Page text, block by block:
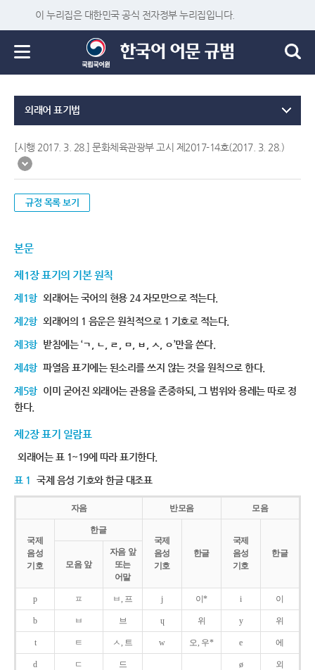
이 누리집은 대한민국 공식 전자정부 누리집입니다.
외래어 표기법
[시행 2017. 3. 28.] 문화체육관광부 고시 제2017-14호(2017. 3. 28.)
규정 목록 보기
본문
제1장 표기의 기본 원칙
제1항 외래어는 국어의 현용 24 자모만으로 적는다.
제2항 외래어의 1 음운은 원칙적으로 1 기호로 적는다.
제3항 받침에는 ‘ㄱ, ㄴ, ㄹ, ㅁ, ㅂ, ㅅ, ㅇ’만을 쓴다.
제4항 파열음 표기에는 된소리를 쓰지 않는 것을 원칙으로 한다.
제5항 이미 굳어진 외래어는 관용을 존중하되, 그 범위와 용례는 따로 정
한다.
제2장 표기 일람표
외래어는 표 1~19에 따라 표기한다.
표 1 국제 음성 기호와 한글 대조표
자음 반모음 모음
국제
음성
기호
한글
국제
음성
기호
한글
국제
음성
기호
한글
모음 앞
자음 앞
또는
어말
p ㅍ ㅂ, 프 j 이* i 이
b ㅂ 브 ɥ 위 y 위
t ㅌ ㅅ, 트 w 오, 우* e 에
d ㄷ 드 ø 외